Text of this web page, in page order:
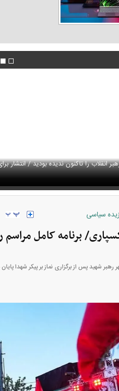
را تاکنون ندیده بودید / انتشار برای
شد + عکس
سیاسی
برنامه کامل
رهبر شهید پس از برگزاری نماز بر پیکر شهدا
ارز‌ها + جدول قیمت خودرو‌های
مسکن؛ فنر
شده
کارنامه مردود محسن
درآمد ارزی تا بازی